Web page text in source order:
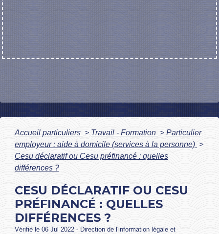
Accueil particuliers > Travail - Formation > Particulier
employeur : aide à domicile (services à la personne) >
Cesu déclaratif ou Cesu préfinancé : quelles
différences ?
CESU DÉCLARATIF OU CESU
PRÉFINANCÉ : QUELLES
DIFFÉRENCES ?
Vérifié le 06 Jul 2022 - Direction de l'information légale et